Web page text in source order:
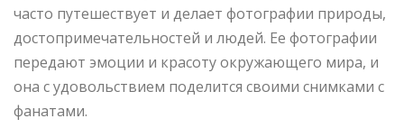
часто путешествует и делает фотографии природы,
достопримечательностей и людей. Ее фотографии
передают эмоции и красоту окружающего мира, и
она с удовольствием поделится своими снимками с
фанатами.